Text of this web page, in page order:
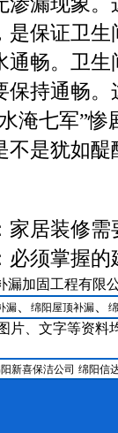
是保证卫
通畅。卫
保持通畅
水淹七军”
不是犹如
家居装修需
必须掌握的
漏加固工程有限
漏 绵阳屋顶补漏
片、文字等资料
新喜保洁公司 绵阳信